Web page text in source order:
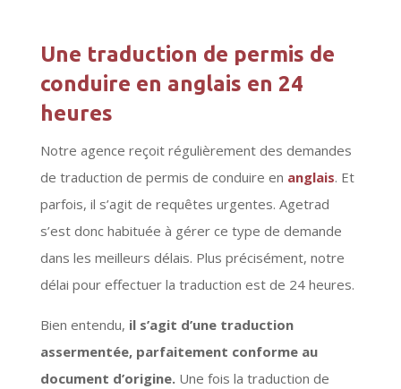
Une traduction de permis de
conduire en anglais en 24
heures
Notre agence reçoit régulièrement des demandes
de traduction de permis de conduire en anglais. Et
parfois, il s’agit de requêtes urgentes. Agetrad
s’est donc habituée à gérer ce type de demande
dans les meilleurs délais. Plus précisément, notre
délai pour effectuer la traduction est de 24 heures.
Bien entendu, il s’agit d’une traduction
assermentée, parfaitement conforme au
document d’origine. Une fois la traduction de